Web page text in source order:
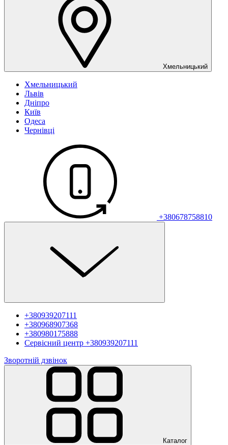
Хмельницький
Хмельницький
Львів
Дніпро
Київ
Одеса
Чернівці
+380678758810
+380939207111
+380968907368
+380980175888
Сервісний центр +380939207111
Зворотній дзвінок
Каталог